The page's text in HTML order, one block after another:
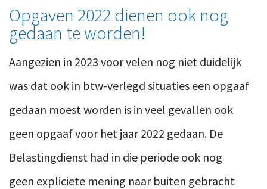
Opgaven 2022 dienen ook nog
gedaan te worden!
Aangezien in 2023 voor velen nog niet duidelijk
was dat ook in btw-verlegd situaties een opgaaf
gedaan moest worden is in veel gevallen ook
geen opgaaf voor het jaar 2022 gedaan. De
Belastingdienst had in die periode ook nog
geen expliciete mening naar buiten gebracht